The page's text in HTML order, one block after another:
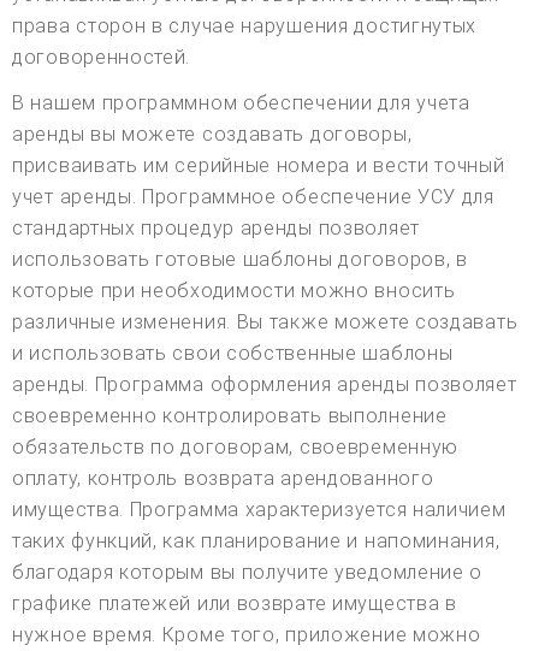
права сторон в случае нарушения достигнутых
договоренностей.
В нашем программном обеспечении для учета
аренды вы можете создавать договоры,
присваивать им серийные номера и вести точный
учет аренды. Программное обеспечение УСУ для
стандартных процедур аренды позволяет
использовать готовые шаблоны договоров, в
которые при необходимости можно вносить
различные изменения. Вы также можете создавать
и использовать свои собственные шаблоны
аренды. Программа оформления аренды позволяет
своевременно контролировать выполнение
обязательств по договорам, своевременную
оплату, контроль возврата арендованного
имущества. Программа характеризуется наличием
таких функций, как планирование и напоминания,
благодаря которым вы получите уведомление о
графике платежей или возврате имущества в
нужное время. Кроме того, приложение можно